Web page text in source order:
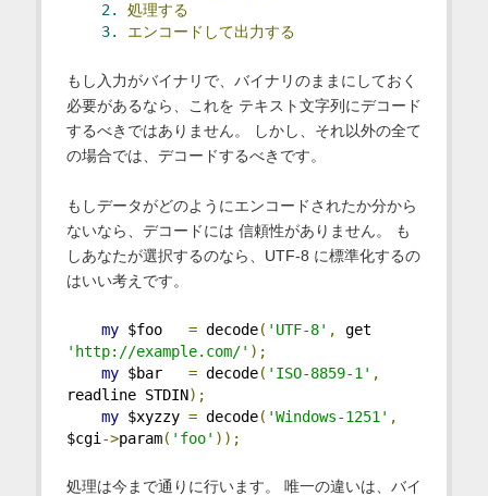
2.
処理する
3.
エンコードして出力する
もし入力がバイナリで、バイナリのままにしておく
必要があるなら、これを テキスト文字列にデコード
するべきではありません。 しかし、それ以外の全て
の場合では、デコードするべきです。
もしデータがどのようにエンコードされたか分から
ないなら、デコードには 信頼性がありません。 も
しあなたが選択するのなら、UTF-8 に標準化するの
はいい考えです。
my $foo = decode( 'UTF-8' ,
'http://example.com/' );
my $bar = decode( 'ISO-8859-1' ,
readline STDIN);
my $xyzzy = decode( 'Windows-1251' ,
$cgi ->param( 'foo' ));
処理は今まで通りに行います。 唯一の違いは、バイ